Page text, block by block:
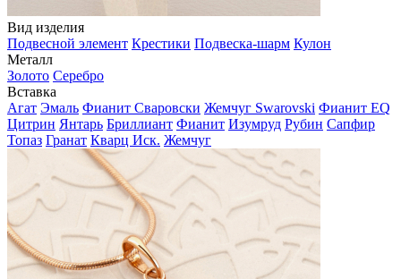
Вид изделия
Подвесной элемент Крестики Подвеска-шарм Кулон
Металл
Золото Серебро
Вставка
Агат Эмаль Фианит Сваровски Жемчуг Swarovski Фианит EQ
Цитрин Янтарь Бриллиант Фианит Изумруд Рубин Сапфир
Топаз Гранат Кварц Иск. Жемчуг